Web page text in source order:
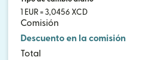
1 EUR = 3,0456 XCD
Comisión
Descuento en la comisión
Total